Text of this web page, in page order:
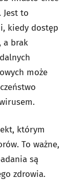
Jest to
kiedy dostęp
a brak
może
którym
To ważne,
są
zdrowia.